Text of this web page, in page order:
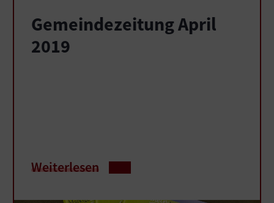
Gemeindezeitung April
2019
Weiterlesen